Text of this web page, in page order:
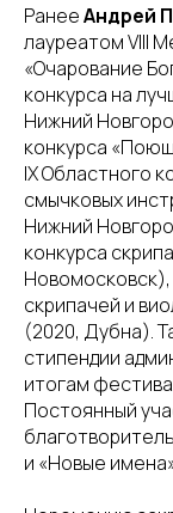
РанееАндрей
лауреатом VIII
«Очарование
конкурса на
Нижний
конкурса
IX Областного
смычковых
Нижний
конкурса
Новомосковск),
скрипачей и
(2020, Дубна).
стипендии
итогам
Постоянный
и «Новые